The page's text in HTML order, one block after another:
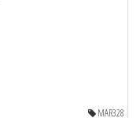
MAR328